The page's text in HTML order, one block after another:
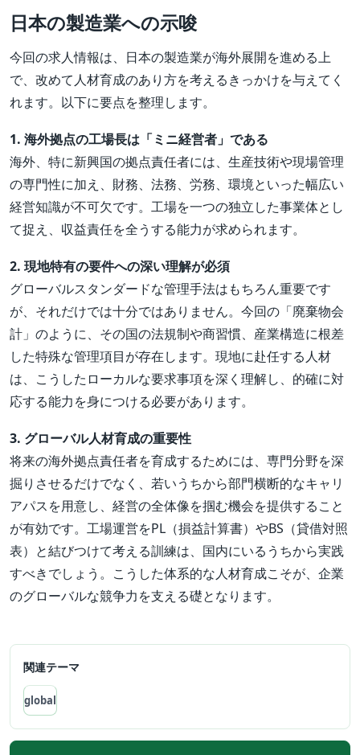
日本の製造業への示唆
今回の求人情報は、日本の製造業が海外展開を進める上
で、改めて人材育成のあり方を考えるきっかけを与えてく
れます。以下に要点を整理します。
1. 海外拠点の工場長は「ミニ経営者」である
海外、特に新興国の拠点責任者には、生産技術や現場管理
の専門性に加え、財務、法務、労務、環境といった幅広い
経営知識が不可欠です。工場を一つの独立した事業体とし
て捉え、収益責任を全うする能力が求められます。
2. 現地特有の要件への深い理解が必須
グローバルスタンダードな管理手法はもちろん重要です
が、それだけでは十分ではありません。今回の「廃棄物会
計」のように、その国の法規制や商習慣、産業構造に根差
した特殊な管理項目が存在します。現地に赴任する人材
は、こうしたローカルな要求事項を深く理解し、的確に対
応する能力を身につける必要があります。
3. グローバル人材育成の重要性
将来の海外拠点責任者を育成するためには、専門分野を深
掘りさせるだけでなく、若いうちから部門横断的なキャリ
アパスを用意し、経営の全体像を掴む機会を提供すること
が有効です。工場運営をPL（損益計算書）やBS（貸借対照
表）と結びつけて考える訓練は、国内にいるうちから実践
すべきでしょう。こうした体系的な人材育成こそが、企業
のグローバルな競争力を支える礎となります。
関連テーマ
global